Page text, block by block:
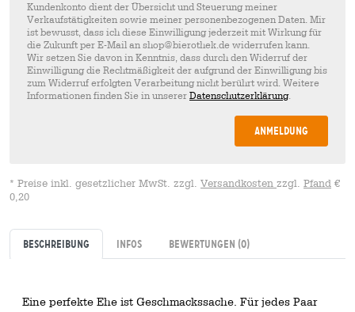
Kundenkonto dient der Übersicht und Steuerung meiner
Verkaufstätigkeiten sowie meiner personenbezogenen Daten. Mir
ist bewusst, dass ich diese Einwilligung jederzeit mit Wirkung für
die Zukunft per E-Mail an shop@bierothek.de widerrufen kann.
Wir setzen Sie davon in Kenntnis, dass durch den Widerruf der
Einwilligung die Rechtmäßigkeit der aufgrund der Einwilligung bis
zum Widerruf erfolgten Verarbeitung nicht berührt wird. Weitere
Informationen finden Sie in unserer Datenschutzerklärung.
Anmeldung
* Preise inkl. gesetzlicher MwSt. zzgl. Versandkosten zzgl. Pfand €
0,20
Beschreibung Infos Bewertungen (0)
Eine perfekte Ehe ist Geschmackssache. Für jedes Paar